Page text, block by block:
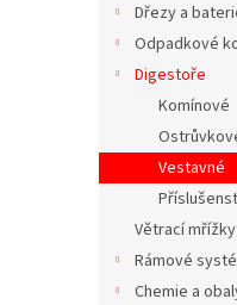
Dřezy a
Odpadkové
Digestoře
Komínové
Vestavné
Větrací mřížky
Rámové
Chemie a